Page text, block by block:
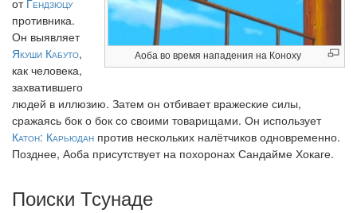
Аоба во время нападения на Коноху
от Гендзюцу
противника.
Он выявляет
Якуши Кабуто,
как человека,
захватившего
людей в иллюзию. Затем он отбивает вражеские силы,
сражаясь бок о бок со своими товарищами. Он использует
Катон: Карьюдан против нескольких налётчиков одновременно.
Позднее, Аоба присутствует на похоронах Сандайме Хокаге.
Поиски Тсунаде